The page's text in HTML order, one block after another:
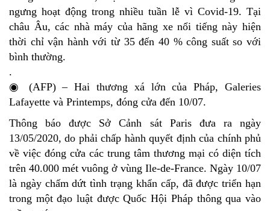
ngưng hoạt động trong nhiều tuần lễ vì Covid-19. Tại
châu Âu, các nhà máy của hãng xe nổi tiếng này hiện
thời chỉ vận hành với từ 35 đến 40 % công suất so với
bình thường.
.
◉ (AFP) – Hai thương xá lớn của Pháp, Galeries
Lafayette và Printemps, đóng cửa đến 10/07.
Thông báo được Sở Cảnh sát Paris đưa ra ngày
13/05/2020, do phải chấp hành quyết định của chính phủ
về việc đóng cửa các trung tâm thương mại có diện tích
trên 40.000 mét vuông ở vùng Ile-de-France. Ngày 10/07
là ngày chấm dứt tình trạng khẩn cấp, đã được triển hạn
trong một đạo luật được Quốc Hội Pháp thông qua vào